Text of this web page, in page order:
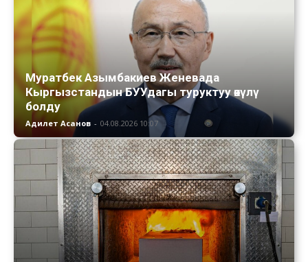
Муратбек Азымбакиев Женевада
Кыргызстандын БУУдагы туруктуу өкүлү
болду
Адилет Асанов - 04.08.2026 10:07